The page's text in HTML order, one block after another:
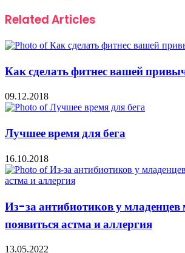
Related Articles
Как сделать фитнес вашей
09.12.2018
Лучшее время для бега
16.10.2018
Из-за антибиотиков у младенцев
появиться астма и аллергия
13.05.2022